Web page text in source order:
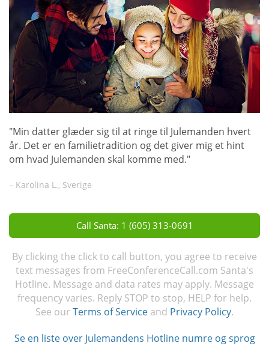
"Min datter glæder sig til at ringe til Julemanden hvert
år. Det er en familietradition og det giver mig et hint
om hvad Julemanden skal komme med."
– Karolina L., Sverige
Call Santa: 1 (605) 313-0691
By clicking the click to call button, you agree to receive
text messages from FreeConferenceCall.com Santa's
Hotline. Message and data rates may apply. Message
frequency varies. Reply STOP to stop, HELP for help.
See our Terms of Service and Privacy Policy.
Se en liste over Julemandens Hotline numre og sprog